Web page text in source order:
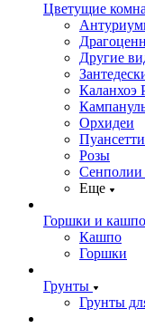
Цветущие
Другие
Каланхоэ
Орхидеи
Розы
Сенполии
Еще
Горшки и кашпо
Кашпо
Горшки
Грунты
Грунты